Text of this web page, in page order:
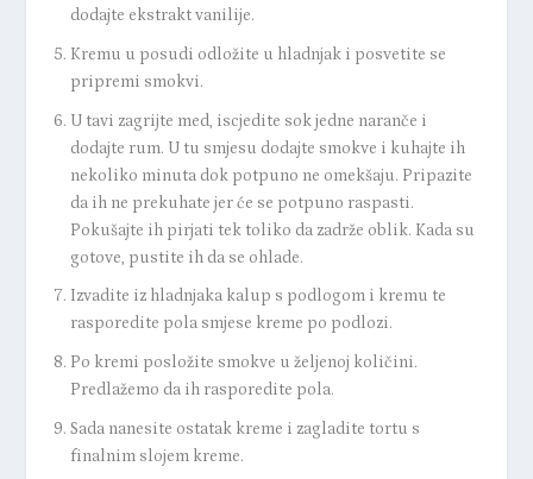
dodajte ekstrakt vanilije.
Kremu u posudi odložite u hladnjak i posvetite se
pripremi smokvi.
U tavi zagrijte med, iscjedite sok jedne naranče i
dodajte rum. U tu smjesu dodajte smokve i kuhajte ih
nekoliko minuta dok potpuno ne omekšaju. Pripazite
da ih ne prekuhate jer će se potpuno raspasti.
Pokušajte ih pirjati tek toliko da zadrže oblik. Kada su
gotove, pustite ih da se ohlade.
Izvadite iz hladnjaka kalup s podlogom i kremu te
rasporedite pola smjese kreme po podlozi.
Po kremi posložite smokve u željenoj količini.
Predlažemo da ih rasporedite pola.
Sada nanesite ostatak kreme i zagladite tortu s
finalnim slojem kreme.